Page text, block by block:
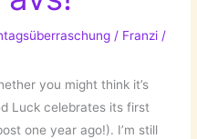
/ Franzi /
you might think it’s
Luck celebrates its first
one year ago!). I’m still